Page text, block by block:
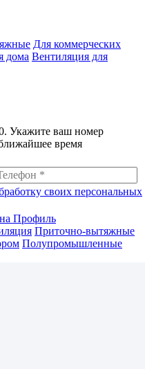
Для коммерческих
дома Вентиляция для
Укажите ваш номер
время
своих персональных
Профиль
Приточно-вытяжные
Полупромышленные